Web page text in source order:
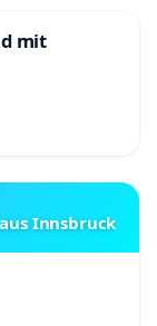
mit
Innsbruck